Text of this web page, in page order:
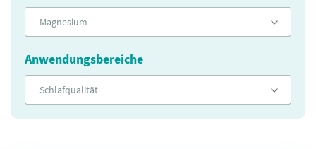
Magnesium
Anwendungsbereiche
Schlafqualität